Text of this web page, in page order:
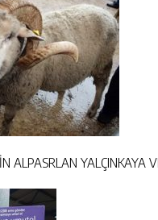
ALPASRLAN YALÇINKAYA